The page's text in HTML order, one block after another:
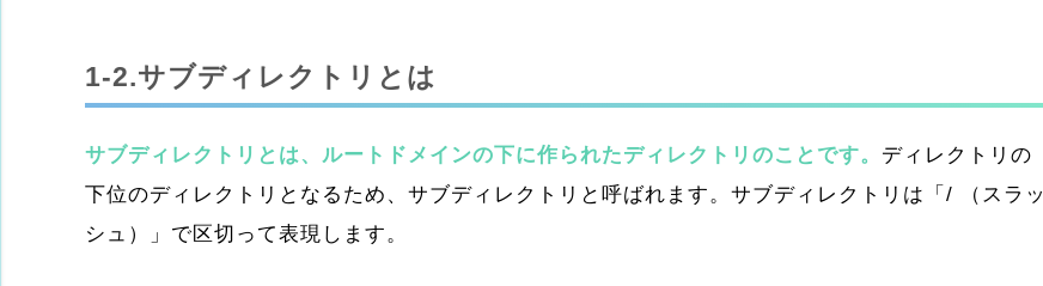
1-2.サブディレクトリとは
サブディレクトリとは、ルートドメインの下に作られたディレクトリのことです。 ディレクトリの
下位のディレクトリとなるため、サブディレクトリと呼ばれます。サブディレクトリは「/ （スラッ
シュ）」で区切って表現します。